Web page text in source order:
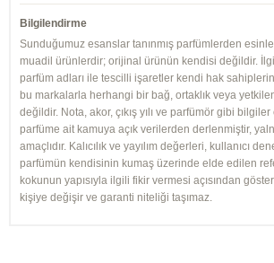
Bilgilendirme
Sunduğumuz esanslar tanınmış parfümlerden
muadil ürünlerdir; orijinal ürünün kendisi değildir.
parfüm adları ile tescilli işaretler kendi hak
bu markalarla herhangi bir bağ, ortaklık veya
değildir. Nota, akor, çıkış yılı ve parfümör gibi
parfüme ait kamuya açık verilerden derlenmiştir,
amaçlıdır. Kalıcılık ve yayılım değerleri, kullanıcı
parfümün kendisinin kumaş üzerinde elde edilen
kokunun yapısıyla ilgili fikir vermesi açısından
kişiye değişir ve garanti niteliği taşımaz.